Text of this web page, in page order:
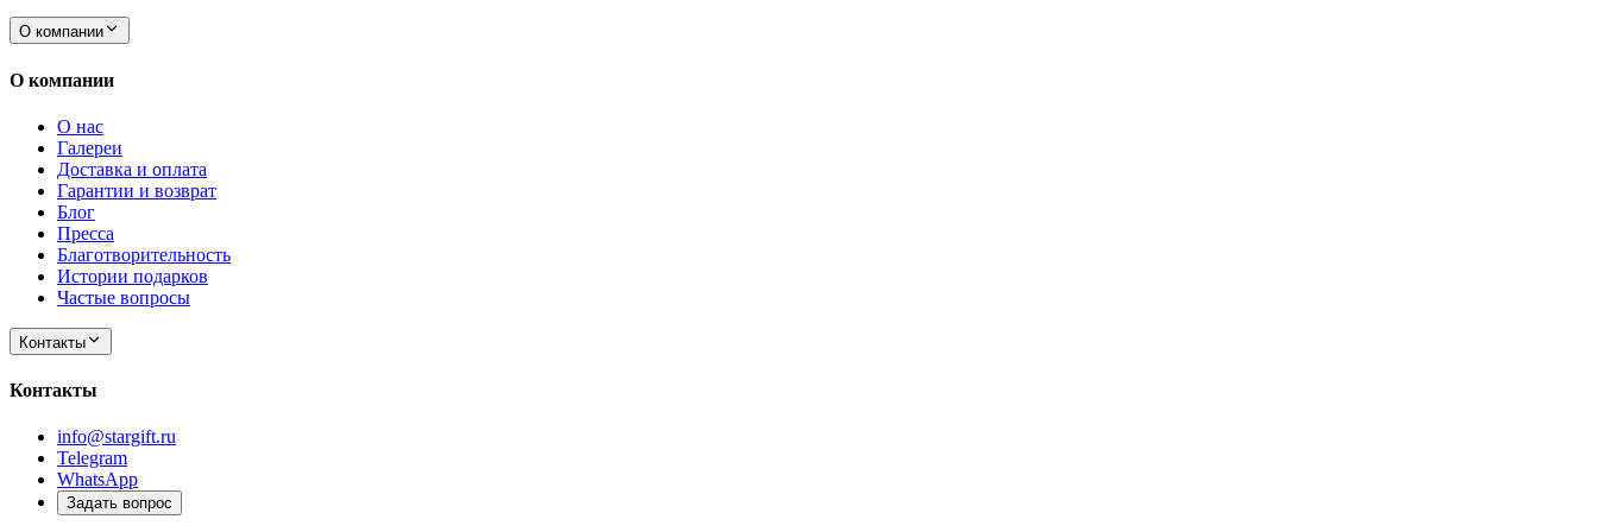
О компании
О компании
О нас
Галереи
Доставка и оплата
Гарантии и возврат
Блог
Пресса
Благотворительность
Истории подарков
Частые вопросы
Контакты
Контакты
info@stargift.ru
Telegram
WhatsApp
Задать вопрос